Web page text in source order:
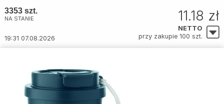
3353 szt.
NA STANIE
19:31 07.08.2026
11.18 zł
NETTO
przy zakupie 100 szt.